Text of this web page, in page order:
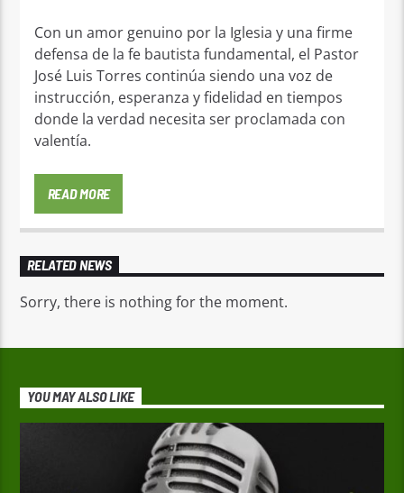
Con un amor genuino por la Iglesia y una firme
defensa de la fe bautista fundamental, el Pastor
José Luis Torres continúa siendo una voz de
instrucción, esperanza y fidelidad en tiempos
donde la verdad necesita ser proclamada con
valentía.
READ MORE
RELATED NEWS
Sorry, there is nothing for the moment.
YOU MAY ALSO LIKE